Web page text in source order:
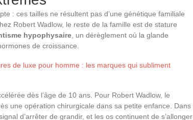
: ces tailles ne résultent pas d’une génétique familiale
Robert Wadlow, le reste de la famille est de stature
hypophysaire , un dérèglement où la glande
de croissance.
de luxe pour homme : les marques qui subliment
dès l’âge de 10 ans. Pour Robert Wadlow, le
une opération chirurgicale dans sa petite enfance. Dans
d’arrêter de grandir, et les os continuent de s’allonger